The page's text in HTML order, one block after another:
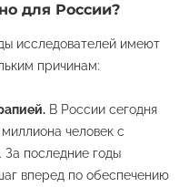
для России?
исследователей имеют
причинам:
В России сегодня
человек с
последние годы
вперед по обеспечению